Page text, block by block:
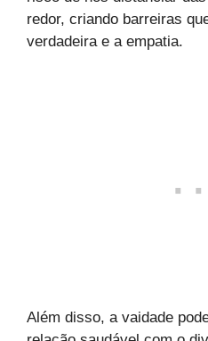
redor, criando barreiras
verdadeira e a empatia.
Além disso, a vaidade